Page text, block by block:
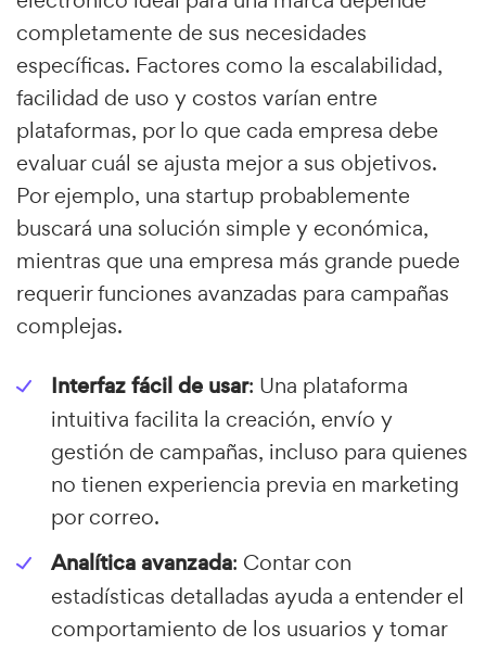
completamente de sus necesidades
específicas. Factores como la escalabilidad,
facilidad de uso y costos varían entre
plataformas, por lo que cada empresa debe
evaluar cuál se ajusta mejor a sus objetivos.
Por ejemplo, una startup probablemente
buscará una solución simple y económica,
mientras que una empresa más grande puede
requerir funciones avanzadas para campañas
complejas.
Interfaz fácil de usar: Una plataforma
intuitiva facilita la creación, envío y
gestión de campañas, incluso para quienes
no tienen experiencia previa en marketing
por correo.
Analítica avanzada: Contar con
estadísticas detalladas ayuda a entender el
comportamiento de los usuarios y tomar